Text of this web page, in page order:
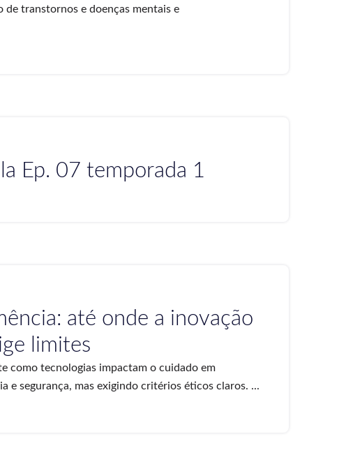
de transtornos e doenças mentais e
Ep. 07 temporada 1
até onde a inovação
limites
como tecnologias impactam o cuidado em
e segurança, mas exigindo critérios éticos claros. ...